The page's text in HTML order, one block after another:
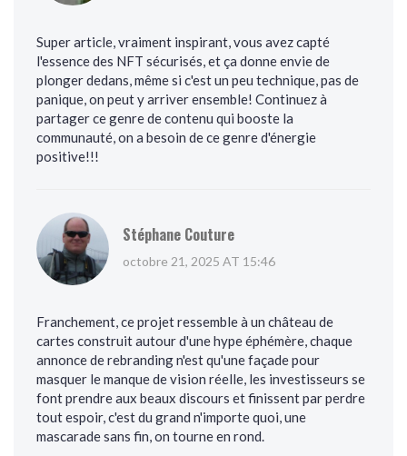
Super article, vraiment inspirant, vous avez capté
l'essence des NFT sécurisés, et ça donne envie de
plonger dedans, même si c'est un peu technique, pas de
panique, on peut y arriver ensemble! Continuez à
partager ce genre de contenu qui booste la
communauté, on a besoin de ce genre d'énergie
positive!!!
Stéphane Couture
octobre 21, 2025 AT 15:46
Franchement, ce projet ressemble à un château de
cartes construit autour d'une hype éphémère, chaque
annonce de rebranding n'est qu'une façade pour
masquer le manque de vision réelle, les investisseurs se
font prendre aux beaux discours et finissent par perdre
tout espoir, c'est du grand n'importe quoi, une
mascarade sans fin, on tourne en rond.